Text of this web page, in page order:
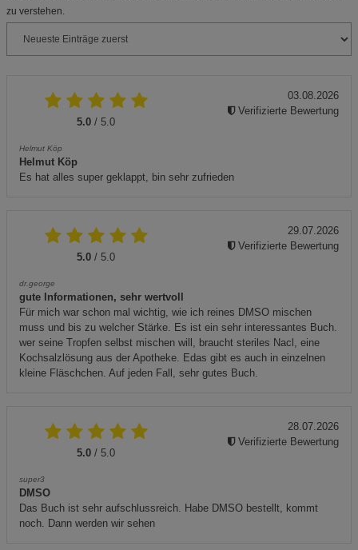
zu verstehen.
5.0 / 5.0
Helmut Köp
Helmut Köp
Es hat alles super geklappt, bin sehr zufrieden
03.08.2026
Verifizierte Bewertung
5.0 / 5.0
dr.george
gute Informationen, sehr wertvoll
Für mich war schon mal wichtig, wie ich reines DMSO mischen
muss und bis zu welcher Stärke. Es ist ein sehr interessantes Buch.
wer seine Tropfen selbst mischen will, braucht steriles Nacl, eine
Kochsalzlösung aus der Apotheke. Edas gibt es auch in einzelnen
kleine Fläschchen. Auf jeden Fall, sehr gutes Buch.
29.07.2026
Verifizierte Bewertung
5.0 / 5.0
super3
DMSO
Das Buch ist sehr aufschlussreich. Habe DMSO bestellt, kommt
noch. Dann werden wir sehen
28.07.2026
Verifizierte Bewertung